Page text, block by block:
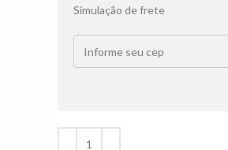
Simulação de frete